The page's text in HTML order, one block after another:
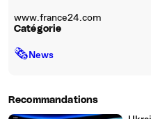
www.france24.com
Catégorie
🗞News
Recommandations